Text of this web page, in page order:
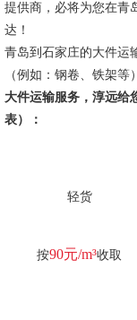
提供商，必将为您在青
达！
青岛到石家庄的大件运
（例如：钢卷、铁架
大件运输服务，淳远给
表）：
轻货
按90元/m³收取